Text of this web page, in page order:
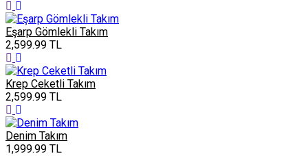
Eşarp Gömlekli Takım
2,599.99 TL
Krep Ceketli Takım
2,599.99 TL
Denim Takım
1,999.99 TL